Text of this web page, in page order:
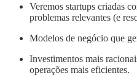
Veremos startups criadas
problemas relevantes (e
Modelos de negócio que
Investimentos mais
operações mais eficientes.